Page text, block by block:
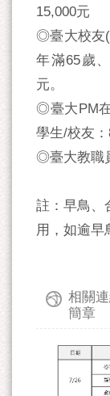
15,000元
◎臺大校友(
年滿65歲
元。
◎臺大PM
學生/校友
◎臺大教職
註：早鳥、
用，如逾早
相關
簡章